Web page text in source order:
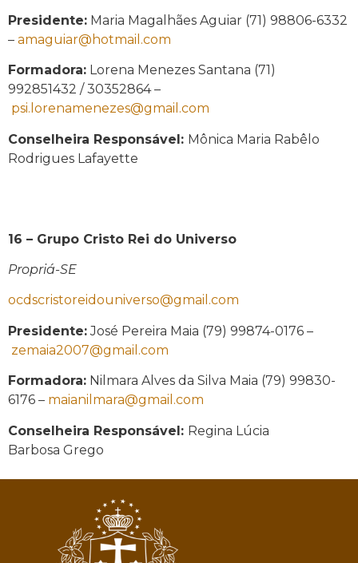
Presidente: Maria Magalhães Aguiar (71) 98806-6332
– amaguiar@hotmail.com
Formadora: Lorena Menezes Santana (71)
992851432 / 30352864 –
psi.lorenamenezes@gmail.com
Conselheira Responsável: Mônica Maria Rabêlo
Rodrigues Lafayette
16 – Grupo Cristo Rei do Universo
Propriá-SE
ocdscristoreidouniverso@gmail.com
Presidente:José Pereira Maia (79) 99874-0176 –
zemaia2007@gmail.com
Formadora: Nilmara Alves da Silva Maia (79) 99830-
6176 – maianilmara@gmail.com
Conselheira Responsável: Regina Lúcia
Barbosa Grego